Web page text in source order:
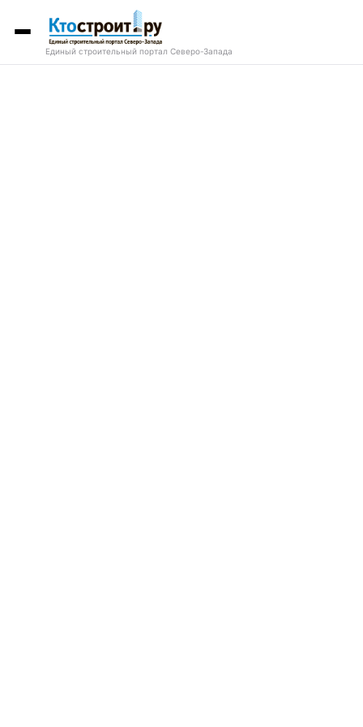
Единый строительный портал Северо-Запада